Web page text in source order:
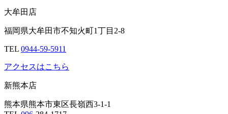
大牟田店
福岡県大牟田市不知火町1丁目2-8
TEL 0944-59-5911
アクセスはこちら
新熊本店
熊本県熊本市東区長嶺西3-1-1